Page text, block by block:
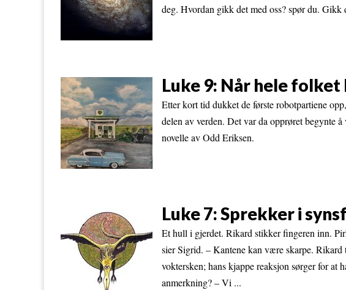
deg. Hvordan gikk det med oss? spør du. Gikk
Luke 9: Når hele folket
Etter kort tid dukket de første robotpartiene
delen av verden. Det var da opprøret begynte
novelle av Odd Eriksen.
Luke 7: Sprekker i
Et hull i gjerdet. Rikard stikker fingeren inn.
sier Sigrid. – Kantene kan være skarpe.
voktersken; hans kjappe reaksjon sørger for at
anmerkning? – Vi ...